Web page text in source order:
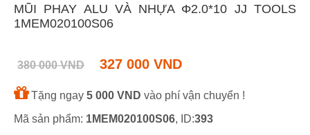
MŨI PHAY ALU VÀ NHỰA Φ2.0*10 JJ TOOLS
1MEM020100S06
380 000 VND 327 000 VND
Tặng ngay 5 000 VND vào phí vận chuyển !
Mã sản phẩm: 1MEM020100S06, ID:393